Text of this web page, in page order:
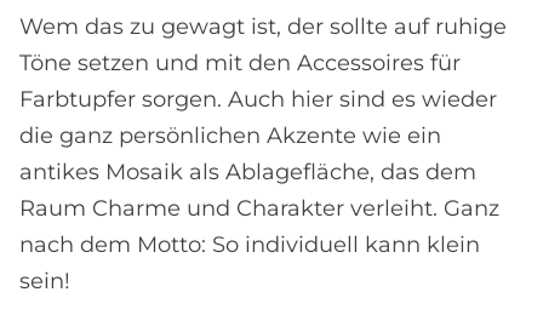
Wem das zu gewagt ist, der sollte auf ruhige
Töne setzen und mit den Accessoires für
Farbtupfer sorgen. Auch hier sind es wieder
die ganz persönlichen Akzente wie ein
antikes Mosaik als Ablagefläche, das dem
Raum Charme und Charakter verleiht. Ganz
nach dem Motto: So individuell kann klein
sein!